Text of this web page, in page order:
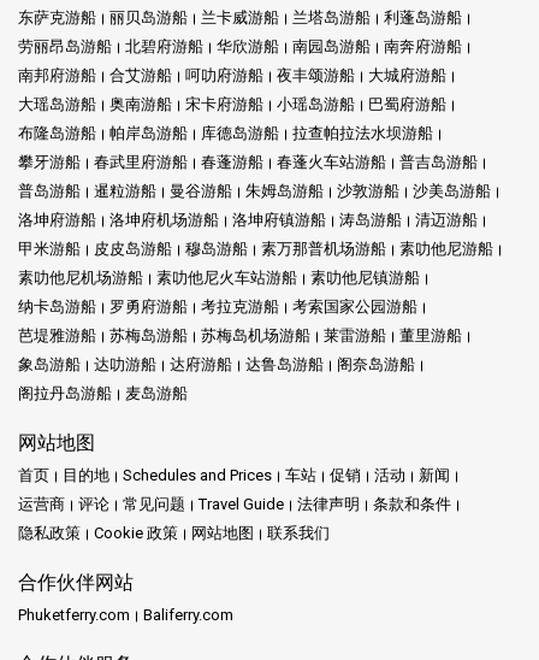
东萨克游船 丽贝岛游船 兰卡威游船 兰塔岛游船
利蓬岛游船
劳丽昂岛游船
北碧府游船 华欣游船 南园岛游船
南奔府游船
南邦府游船
合艾游船 呵叻府游船 夜丰颂游船
大城府游船
大瑶岛游船
奥南游船 宋卡府游船 小瑶岛游船
巴蜀府游船
布隆岛游船
帕岸岛游船 库德岛游船
拉查帕拉法水坝游船
攀牙游船
春武里府游船 春蓬游船 春蓬火车站游船
普吉岛游船
普岛游船
暹粒游船 曼谷游船 朱姆岛游船 沙敦游船
沙美岛游船
洛坤府游船
洛坤府机场游船 洛坤府镇游船 涛岛游船
清迈游船
甲米游船
皮皮岛游船 穆岛游船 素万那普机场游船
素叻他尼游船
素叻他尼机场游船
素叻他尼火车站游船
素叻他尼镇游船
纳卡岛游船
罗勇府游船 考拉克游船
考索国家公园游船
芭堤雅游船
苏梅岛游船 苏梅岛机场游船 莱雷游船
董里游船
象岛游船
达叻游船 达府游船 达鲁岛游船
阁奈岛游船
阁拉丹岛游船
麦岛游船
网站地图
首页 目的地 Schedules and Prices 车站 促销 活动
新闻
运营商
评论 常见问题 Travel Guide 法律声明
条款和条件
隐私政策
Cookie 政策 网站地图 联系我们
合作伙伴网站
Phuketferry.com Baliferry.com